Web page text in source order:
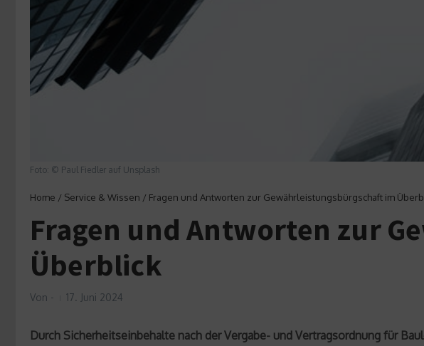
Foto: © Paul Fiedler auf Unsplash
Home / Service & Wissen / Fragen und Antworten zur Gewährleistungsbürgschaft im
Fragen und Antworten zur
Überblick
Von - 17. Juni 2024
Durch Sicherheitseinbehalte nach der Vergabe- und Vertragsordnung für